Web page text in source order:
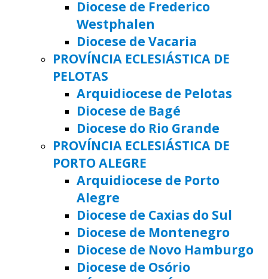
Diocese de Frederico
Westphalen
Diocese de Vacaria
PROVÍNCIA ECLESIÁSTICA DE
PELOTAS
Arquidiocese de Pelotas
Diocese de Bagé
Diocese do Rio Grande
PROVÍNCIA ECLESIÁSTICA DE
PORTO ALEGRE
Arquidiocese de Porto
Alegre
Diocese de Caxias do Sul
Diocese de Montenegro
Diocese de Novo Hamburgo
Diocese de Osório